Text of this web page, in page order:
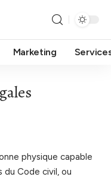
Marketing
physique capable
du Code civil, ou